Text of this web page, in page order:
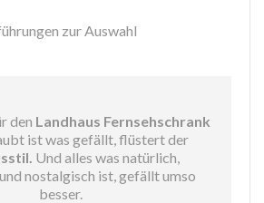
zur Auswahl
den Landhaus Fernsehschrank
ist was gefällt, flüstert der
Und alles was natürlich,
nostalgisch ist, gefällt umso
besser.